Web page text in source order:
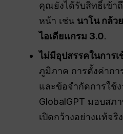
คุณยังได้รับสิทธิ์เข้า
หน้า เช่น นาโน กล้ว
ไอเดียแกรม 3.0.
ไม่มีอุปสรรคในการเ
ภูมิภาค การตั้งค่ากา
และข้อจำกัดการใช้
GlobalGPT มอบสภ
เปิดกว้างอย่างแท้จริ